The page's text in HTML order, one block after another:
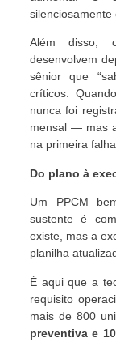
silenciosamente
Além disso,
desenvolvem
sênior que
críticos.
nunca foi
mensal — mas
na primeira
Do plano à
Um PPCM
sustente é
existe, mas a
planilha
É aqui que a
requisito
mais de 800
preventiva e